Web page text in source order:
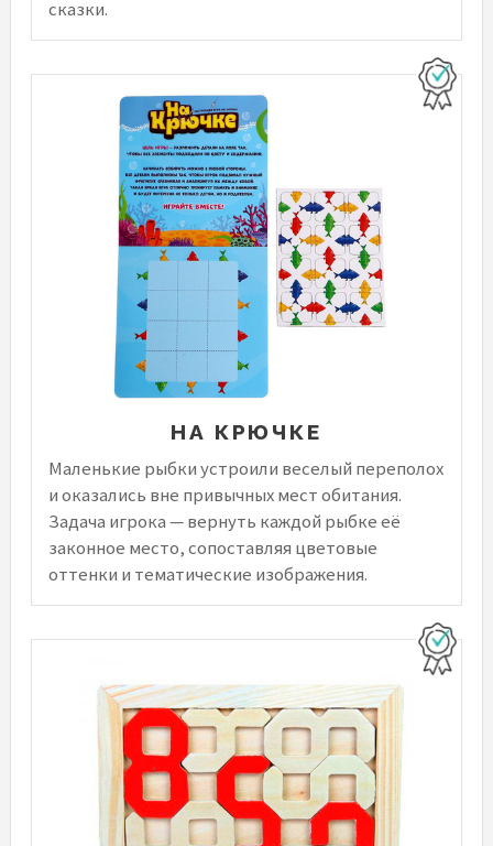
сказки.
НА КРЮЧКЕ
Маленькие рыбки устроили веселый переполох
и оказались вне привычных мест обитания.
Задача игрока — вернуть каждой рыбке её
законное место, сопоставляя цветовые
оттенки и тематические изображения.